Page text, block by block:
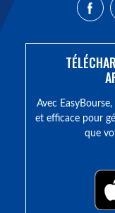
Avec
et efficace pour
que